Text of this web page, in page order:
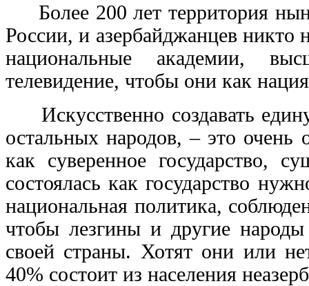
Более 200 лет территория
России, и азербайджанцев никто
национальные академии,
телевидение, чтобы они как
Искусственно создавать
остальных народов, – это очень
как суверенное государство,
состоялась как государство
национальная политика,
чтобы лезгины и другие
своей страны. Хотят они или
40% состоит из населения